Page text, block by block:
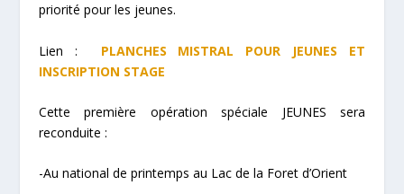
priorité pour les jeunes.
Lien : PLANCHES MISTRAL POUR JEUNES ET
INSCRIPTION STAGE
Cette première opération spéciale JEUNES sera
reconduite :
-Au national de printemps au Lac de la Foret d’Orient